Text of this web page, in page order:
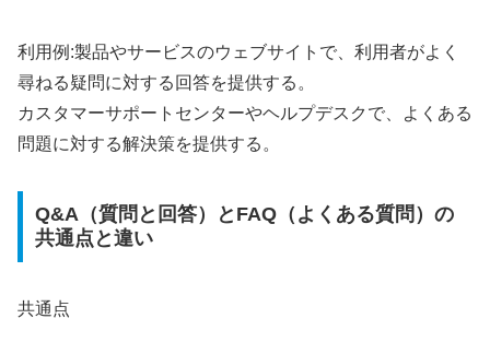
利用例:製品やサービスのウェブサイトで、利用者がよく
尋ねる疑問に対する回答を提供する。
カスタマーサポートセンターやヘルプデスクで、よくある
問題に対する解決策を提供する。
Q&A（質問と回答）とFAQ（よくある質問）の
共通点と違い
共通点